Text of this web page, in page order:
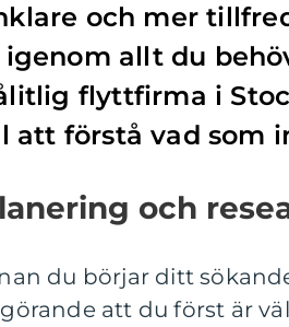
och mer
igenom allt du
flyttfirma i
att förstå vad som
och
du börjar ditt
att du först är